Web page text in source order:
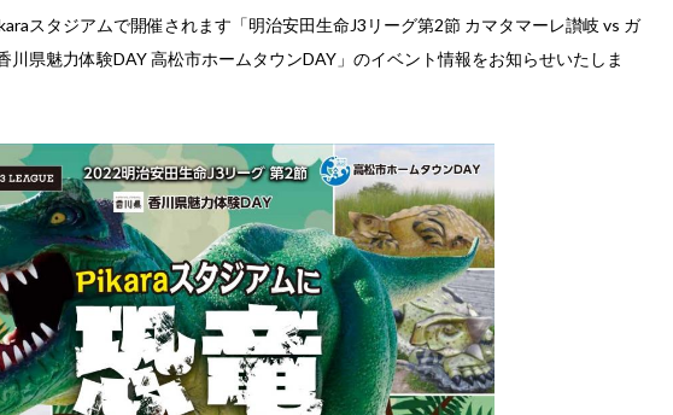
スタジアムで開催されます「明治安田生命J3リーグ第2節 カマタマーレ讃岐 vs ガ
川県魅力体験DAY 高松市ホームタウンDAY」のイベント情報をお知らせいたしま